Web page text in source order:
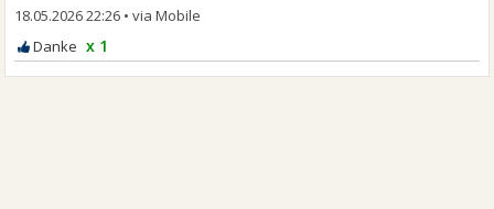
18.05.2026 22:26 •
x 1